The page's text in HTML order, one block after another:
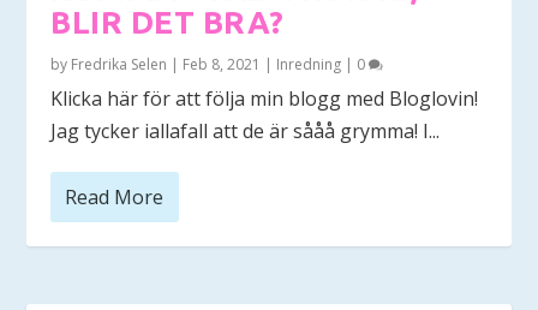
BLIR DET BRA?
by Fredrika Selen | Feb 8, 2021 | Inredning | 0
Klicka här för att följa min blogg med Bloglovin!
Jag tycker iallafall att de är sååå grymma! I...
Read More